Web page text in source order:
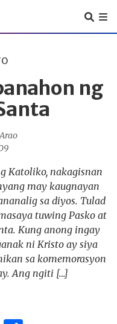
ng
Katoliko, nakagisnan
may kaugnayan
sa diyos. Tulad
tuwing Pasko at
Kung anong ingay
ni Kristo ay siya
sa komemorasyon
Ang ngiti […]